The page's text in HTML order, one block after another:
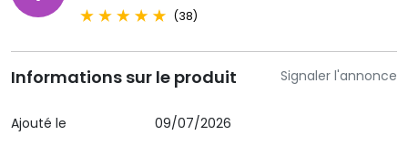
(38)
Signaler l'annonce
Informations sur le produit
Ajouté le
09/07/2026